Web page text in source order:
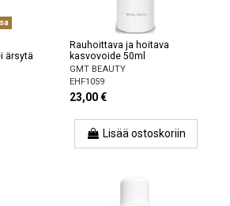
ärsytä
Rauhoittava ja hoitava
kasvovoide 50ml
GMT BEAUTY
EHF1059
23,00 €
Lisää ostoskoriin